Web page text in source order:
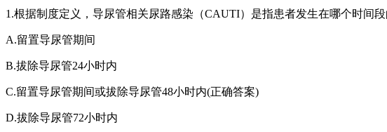
1.根据制度定义，导尿管相关尿路感染（CAUTI）是指患者发生在哪个时间
A.留置导尿管期间
B.拔除导尿管24小时内
C.留置导尿管期间或拔除导尿管48小时内(正确答案)
D.拔除导尿管72小时内